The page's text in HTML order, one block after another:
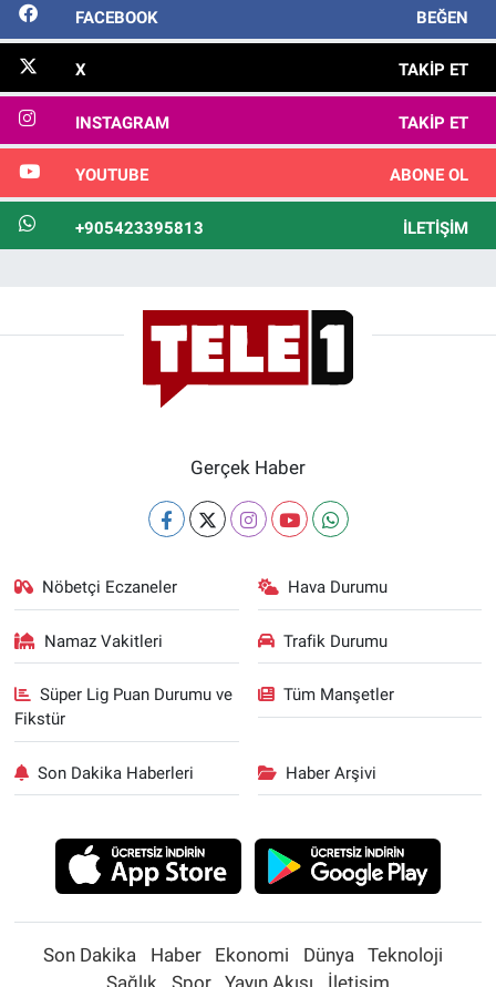
FACEBOOK BEĞEN
X TAKIP ET
INSTAGRAM TAKIP ET
YOUTUBE ABONE OL
+905423395813 İLETIŞIM
Gerçek Haber
Nöbetçi Eczaneler Hava Durumu
Namaz Vakitleri Trafik Durumu
Süper Lig Puan Durumu ve
Fikstür
Tüm Manşetler
Son Dakika Haberleri Haber Arşivi
Son Dakika Haber Ekonomi Dünya
Teknoloji
Sağlık
Spor Yayın Akışı İletişim